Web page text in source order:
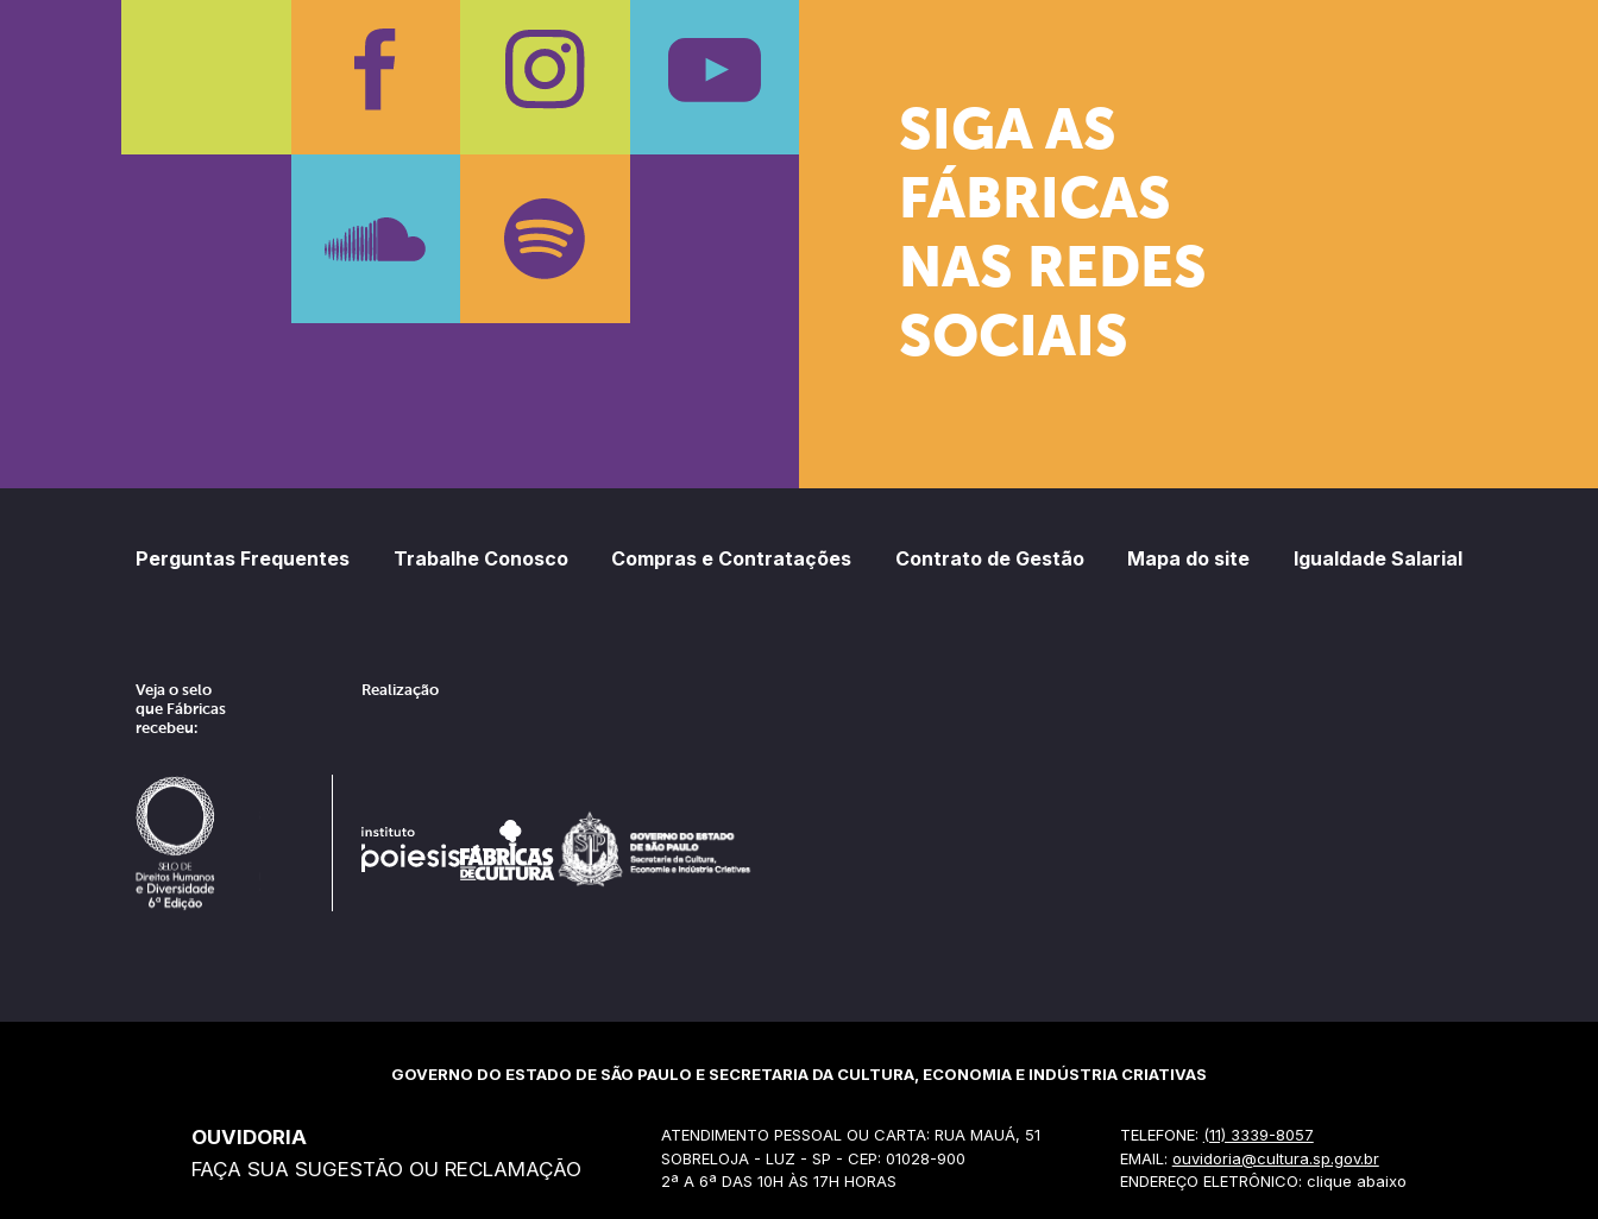
SIGA AS
FÁBRICAS
NAS REDES
SOCIAIS
FacebookInstagram
Perguntas Frequentes Trabalhe Conosco Compras e Contratações Contrato de Gestão Mapa do site Igualdade Salarial
Veja o selo
que Fábricas
recebeu:
Realização
GOVERNO DO ESTADO DE SÃO PAULO E SECRETARIA DA CULTURA, ECONOMIA E INDÚSTRIA CRIATIVAS
OUVIDORIA
FAÇA SUA SUGESTÃO OU RECLAMAÇÃO
ATENDIMENTO PESSOAL OU CARTA: RUA MAUÁ, 51
SOBRELOJA - LUZ - SP - CEP: 01028-900
2ª A 6ª DAS 10H ÀS 17H HORAS
TELEFONE: (11) 3339-8057
EMAIL: ouvidoria@cultura.sp.gov.br
ENDEREÇO ELETRÔNICO: clique abaixo